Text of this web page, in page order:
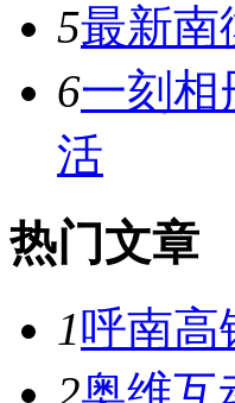
5最新南
6一刻相
活
热门文章
1呼南高